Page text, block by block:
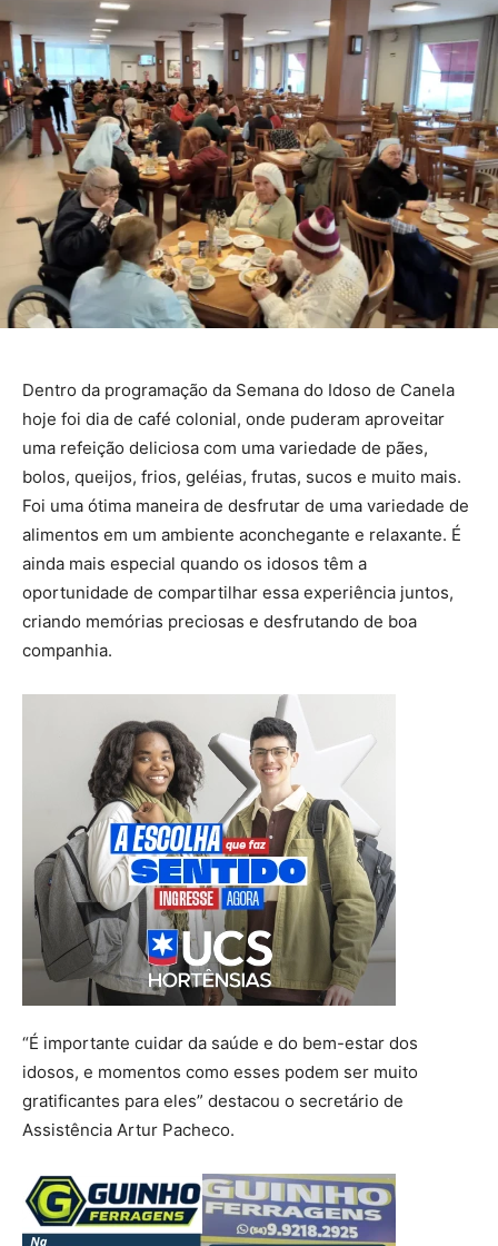
Dentro da programação da Semana do Idoso de Canela
hoje foi dia de café colonial, onde puderam aproveitar
uma refeição deliciosa com uma variedade de pães,
bolos, queijos, frios, geléias, frutas, sucos e muito mais.
Foi uma ótima maneira de desfrutar de uma variedade de
alimentos em um ambiente aconchegante e relaxante. É
ainda mais especial quando os idosos têm a
oportunidade de compartilhar essa experiência juntos,
criando memórias preciosas e desfrutando de boa
companhia.
“É importante cuidar da saúde e do bem-estar dos
idosos, e momentos como esses podem ser muito
gratificantes para eles” destacou o secretário de
Assistência Artur Pacheco.